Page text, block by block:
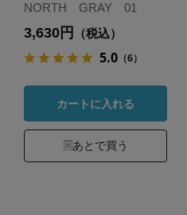
NORTH GRAY 01
3,630円 （税込）
5.0（6）
カートに入れる
あとで買う